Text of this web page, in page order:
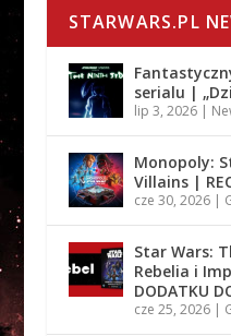
STARWARS.PL
serialu |
lip 3, 2026|
Monopoly:
Villains |
cze 30, 2026|
Star Wars:
Rebelia i
DODATKU
cze 25, 2026|